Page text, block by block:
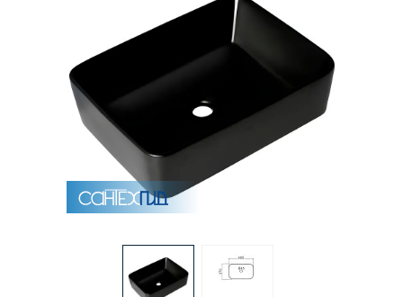
Раковины
Душевые кабины
Полотенцесушители
Аксессуары для ванных комнат